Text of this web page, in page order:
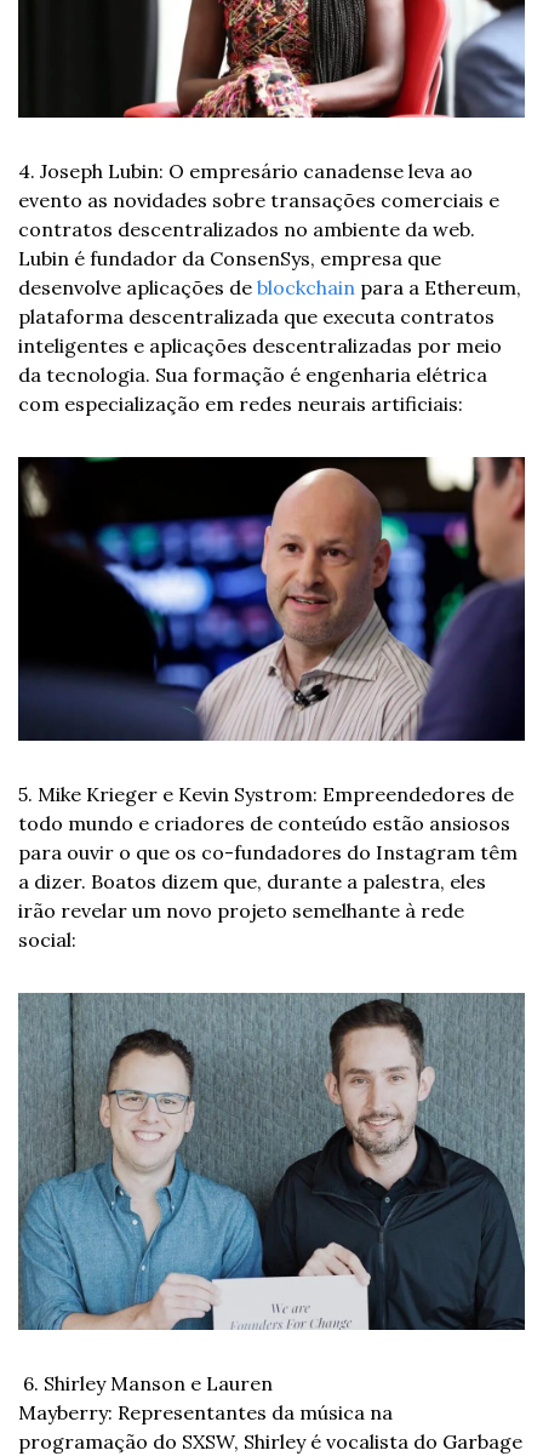
4. Joseph Lubin: O empresário canadense leva ao
evento as novidades sobre transações comerciais e
contratos descentralizados no ambiente da web.
Lubin é fundador da ConsenSys, empresa que
desenvolve aplicações de blockchain para a Ethereum,
plataforma descentralizada que executa contratos
inteligentes e aplicações descentralizadas por meio
da tecnologia. Sua formação é engenharia elétrica
com especialização em redes neurais artificiais:
5. Mike Krieger e Kevin Systrom: Empreendedores de
todo mundo e criadores de conteúdo estão ansiosos
para ouvir o que os co-fundadores do Instagram têm
a dizer. Boatos dizem que, durante a palestra, eles
irão revelar um novo projeto semelhante à rede
social:
6. Shirley Manson e Lauren
Mayberry: Representantes da música na
programação do SXSW, Shirley é vocalista do Garbage